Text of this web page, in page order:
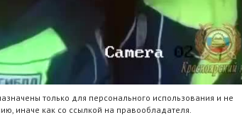
только для персонального использования и не
иначе как со ссылкой на правообладателя.